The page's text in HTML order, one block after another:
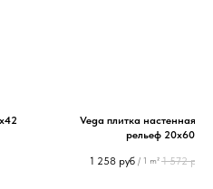
Vega плитка настенная
рельеф 20х60
1 258 руб / 1 m² 1 572 руб